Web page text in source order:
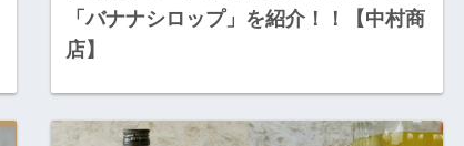
「バナナシロップ」を紹介！！【中村商
店】